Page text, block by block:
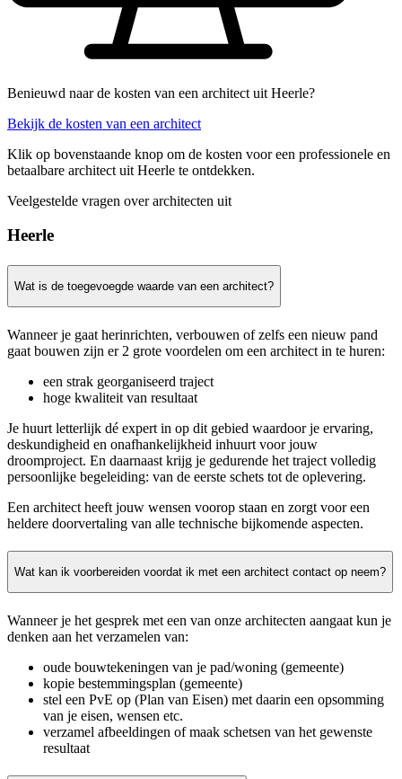
Benieuwd naar de kosten van een architect uit Heerle?
Bekijk de kosten van een architect
Klik op bovenstaande knop om de kosten voor een professionele en
betaalbare architect uit Heerle te ontdekken.
Veelgestelde vragen over architecten uit
Heerle
Wat is de toegevoegde waarde van een architect?
Wanneer je gaat herinrichten, verbouwen of zelfs een nieuw pand
gaat bouwen zijn er 2 grote voordelen om een architect in te huren:
een strak georganiseerd traject
hoge kwaliteit van resultaat
Je huurt letterlijk dé expert in op dit gebied waardoor je ervaring,
deskundigheid en onafhankelijkheid inhuurt voor jouw
droomproject. En daarnaast krijg je gedurende het traject volledig
persoonlijke begeleiding: van de eerste schets tot de oplevering.
Een architect heeft jouw wensen voorop staan en zorgt voor een
heldere doorvertaling van alle technische bijkomende aspecten.
Wat kan ik voorbereiden voordat ik met een architect contact op neem?
Wanneer je het gesprek met een van onze architecten aangaat kun je
denken aan het verzamelen van:
oude bouwtekeningen van je pad/woning (gemeente)
kopie bestemmingsplan (gemeente)
stel een PvE op (Plan van Eisen) met daarin een opsomming
van je eisen, wensen etc.
verzamel afbeeldingen of maak schetsen van het gewenste
resultaat